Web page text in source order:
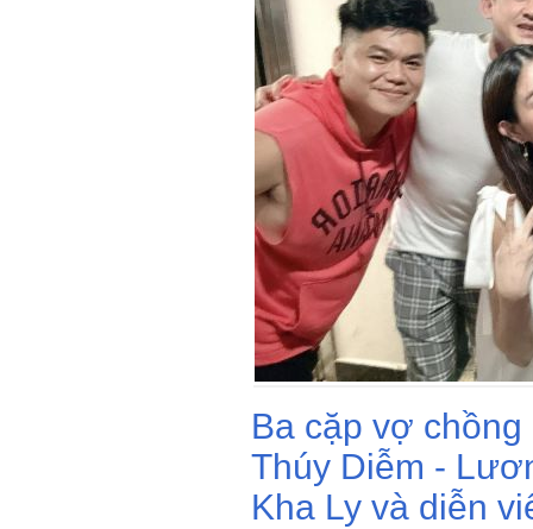
Ba cặp vợ
Thúy Diễm -
Kha Ly và diễn